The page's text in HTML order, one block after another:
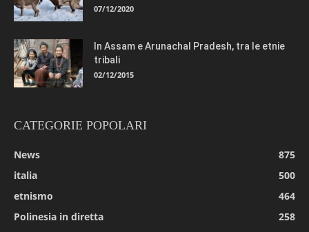
07/12/2020
In Assam e Arunachal Pradesh, tra le etnie
tribali
02/12/2015
CATEGORIE POPOLARI
News
875
italia
500
etnismo
464
Polinesia in diretta
258